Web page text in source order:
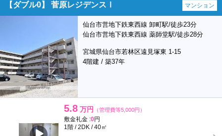
【ダブル0】 菅原レジデンスⅠ マンション
仙台市営地下鉄東西線 卸町駅/徒歩23分
仙台市営地下鉄東西線 薬師堂駅/徒歩28分
宮城県仙台市若林区遠見塚東 1-15
4階建 / 築37年
5.8 万円 （管理費等5,000円）
敷金礼金 :0円
1階 / 2DK / 40㎡